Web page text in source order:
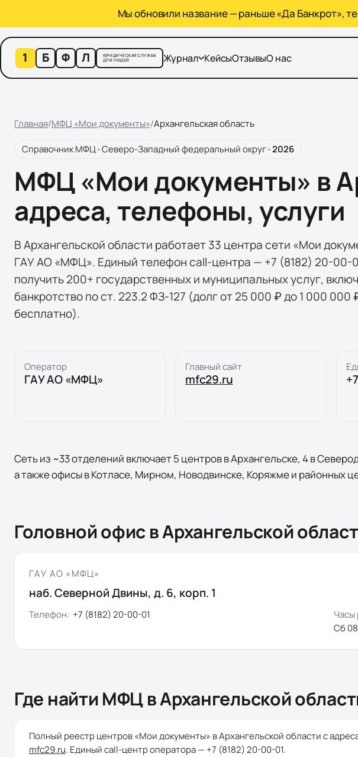
Мы обновили название — раньше «Да Банкрот»,
1 Б Ф Л
ЮРИДИЧЕСКАЯ СЛУЖБА
ДЛЯ ЛЮДЕЙ
Журнал КейсыОтзывыО нас
Главная/МФЦ «Мои документы»/Архангельская область
Справочник МФЦ•Северо-Западный федеральный округ•2026
МФЦ «Мои документы» в
адреса, телефоны, услуги
В Архангельской области работает 33 центра сети «Мои
ГАУ АО «МФЦ». Единый телефон call-центра — +7 (8182) 20-
получить 200+ государственных и муниципальных услуг,
банкротство по ст. 223.2 ФЗ-127 (долг от 25 000 ₽ до 1 000
бесплатно).
Оператор
ГАУ АО «МФЦ»
Главный сайт
mfc29.ru
Сеть из ~33 отделений включает 5 центров в Архангельске, 4 в
а также офисы в Котласе, Мирном, Новодвинске, Коряжме и районных
Головной офис вАрхангельской
ГАУ АО «МФЦ»
наб. Северной Двины, д. 6, корп. 1
Телефон: +7 (8182) 20-00-01 Часы
Сб
Где найти МФЦ вАрхангельской
Полный реестр центров «Мои документы» вАрхангельской областис
mfc29.ru. Единый call-центр оператора — +7 (8182) 20-00-01.